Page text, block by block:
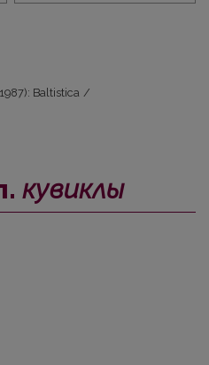
Baltistica /
кувиклы